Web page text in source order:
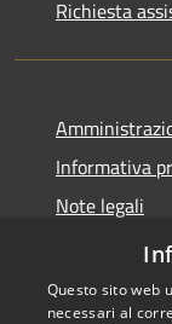
Richiesta
Informativa
Note legali
Questo sito web
necessari al